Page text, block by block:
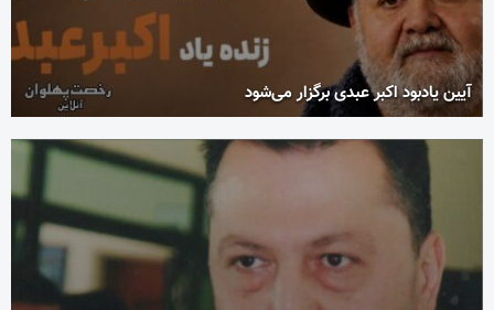
آیین یادبود اکبر عبدی برگزار می‌شود